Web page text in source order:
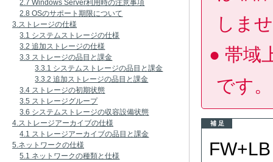
2.7 Windows Server利用時の注意事項
2.8 OSのサポート期限について
3.ストレージの仕様
3.1 システムストレージの仕様
3.2 追加ストレージの仕様
3.3 ストレージの品目と課金
3.3.1 システムストレージの品目と課金
3.3.2 追加ストレージの品目と課金
3.4 ストレージの初期状態
3.5 ストレージグループ
3.6 システムストレージの収容設備状態
4.ストレージアーカイブの仕様
4.1 ストレージアーカイブの品目と課金
5.ネットワークの仕様
5.1 ネットワークの種類と仕様
しま
帯域
です。
補 足